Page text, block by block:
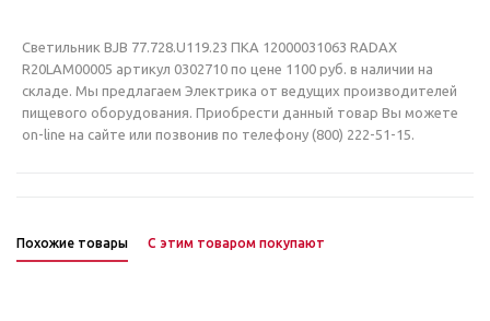
Светильник BJB 77.728.U119.23 ПКА 12000031063 RADAX
R20LAM00005 артикул 0302710 по цене 1100 руб. в наличии на
складе. Мы предлагаем Электрика от ведущих производителей
пищевого оборудования. Приобрести данный товар Вы можете
on-line на сайте или позвонив по телефону (800) 222-51-15.
Похожие товары С этим товаром покупают